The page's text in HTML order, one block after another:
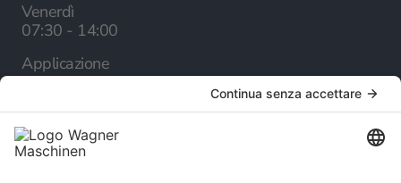
Venerdì
07:30 - 14:00
Applicazione
Appuntamenti dimostrativi
Azienda
Chi siamo